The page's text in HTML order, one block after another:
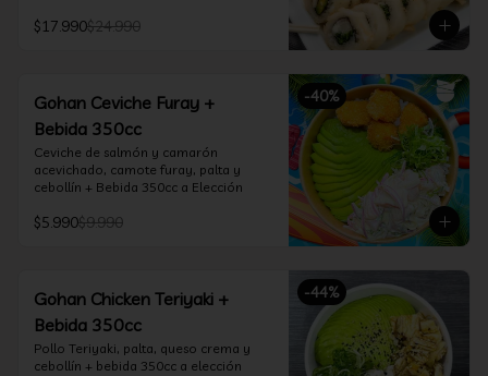
Tempura
Queso Crema y Cebollín, frito en
tempura
*Incluye 2 palitos, 2 soya 30ml, 1 salsa
teriyaki 30ml
$17.990$24.990
-40%
Gohan Ceviche Furay +
Bebida 350cc
Ceviche de salmón y camarón
acevichado, camote furay, palta y
cebollín + Bebida 350cc a Elección
$5.990$9.990
-44%
Gohan Chicken Teriyaki +
Bebida 350cc
Pollo Teriyaki, palta, queso crema y
cebollín + bebida 350cc a elección